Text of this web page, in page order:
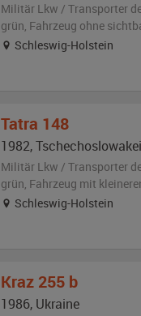
Militär Lkw / Transporter
grün, Fahrzeug ohne
Schleswig-Holstein
Tatra 148
1982,Tschechoslowakei
Militär Lkw / Transporter
grün, Fahrzeug mit
Schleswig-Holstein
Kraz 255 b
1986, Ukraine